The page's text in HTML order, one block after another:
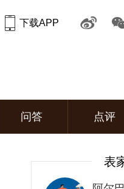
下载APP
问答 点评
表